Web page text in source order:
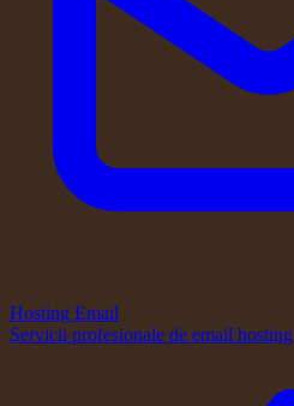
Hosting Email
Servicii profesionale de email hosting